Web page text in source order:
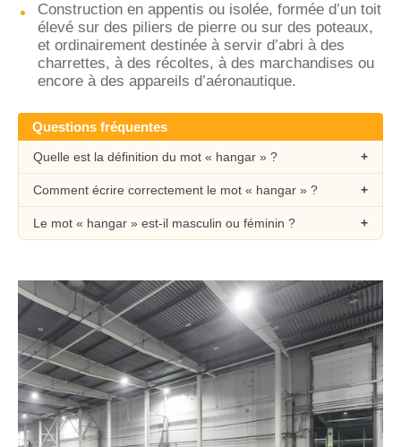
Construction en appentis ou isolée, formée d’un toit
élevé sur des piliers de pierre ou sur des poteaux,
et ordinairement destinée à servir d’abri à des
charrettes, à des récoltes, à des marchandises ou
encore à des appareils d’aéronautique.
Questions fréquentes
Quelle est la définition du mot « hangar » ?
Comment écrire correctement le mot « hangar » ?
Le mot « hangar » est-il masculin ou féminin ?